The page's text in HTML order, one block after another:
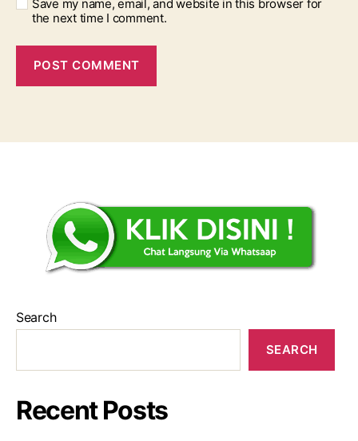
Save my name, email, and website in this browser for
the next time I comment.
Search
SEARCH
Recent Posts